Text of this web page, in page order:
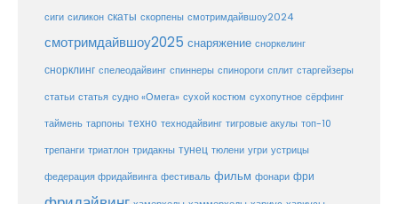
сиги силикон скаты скорпены смотримдайвшоу2024
смотримдайвшоу2025 снаряжение сноркелинг
снорклинг спелеодайвинг спиннеры спинороги сплит старгейзеры
статьи статья судно «Омега» сухой костюм сухопутное сёрфинг
таймень тарпоны техно технодайвинг тигровые акулы топ-10
трепанги триатлон тридакны тунец тюлени угри устрицы
федерация фридайвинга фестиваль фильм фонари фри